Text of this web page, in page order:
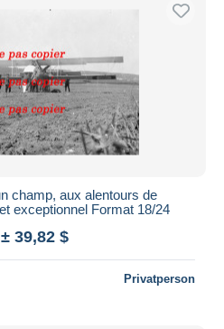
champ, aux alentours de
exceptionnel Format 18/24
± 39,82 $
Privatperson